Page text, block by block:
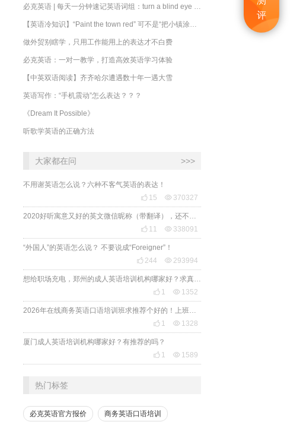
评
做外贸别瞎学，只用工作能用上的表达才不白费
必克英语：一对一教学，打造高效英语学习体验
【中英双语阅读】齐齐哈尔遭遇数十年一遇大雪
英语写作：“手机震动”怎么表达？？？
《Dream It Possible》
听歌学英语的正确方法
大家都在问 >>>
不用谢英语怎么说？六种不客气英语的表达！
 15  370327
 11  338091
“外国人”的英语怎么说？ 不要说成“Foreigner”！
 244  293994
 1  1352
 1  1328
厦门成人英语培训机构哪家好？有推荐的吗？
 1  1589
热门标签
必克英语官方报价 商务英语口语培训